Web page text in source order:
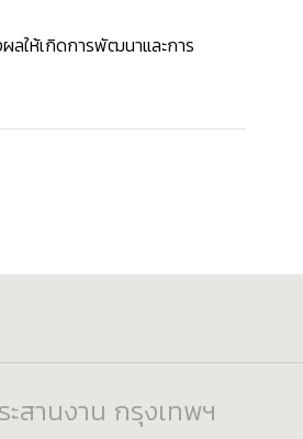
ลให้เกิดการพัฒนาและการ
สานงาน กรุงเทพฯ